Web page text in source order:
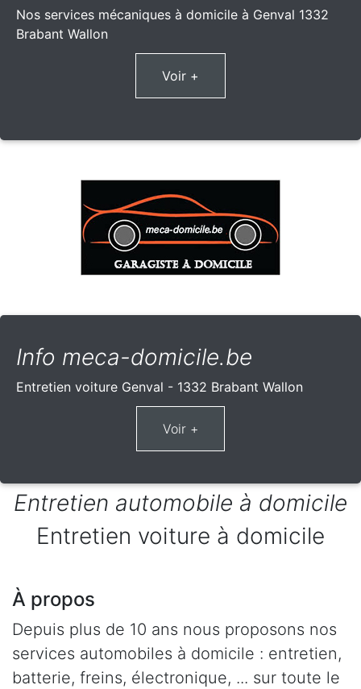
Nos services mécaniques à domicile à Genval 1332
Brabant Wallon
Voir +
Info meca-domicile.be
Entretien voiture Genval - 1332 Brabant Wallon
Entretien automobile à domicile
Entretien voiture à domicile
À propos
Depuis plus de 10 ans nous proposons nos
services automobiles à domicile : entretien,
batterie, freins, électronique, ... sur toute le